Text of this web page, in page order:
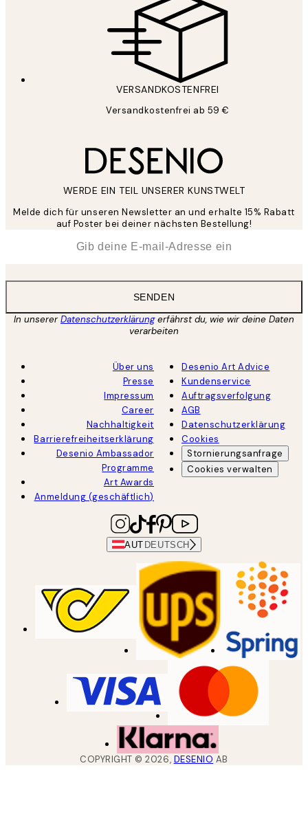
VERSANDKOSTENFREI
Versandkostenfrei ab 59 €
WERDE EIN TEIL UNSERER KUNSTWELT
Melde dich für unseren Newsletter an und erhalte 15% Rabatt
auf Poster bei deiner nächsten Bestellung!
SENDEN
In unsererDatenschutzerklärungerfährst du, wie wir deine Daten
verarbeiten
Über uns
Presse
Impressum
Career
Nachhaltigkeit
Barrierefreiheitserklärung
Desenio Ambassador
Programme
Art Awards
Anmeldung (geschäftlich)
Desenio Art Advice
Kundenservice
Auftragsverfolgung
AGB
Datenschutzerklärung
Cookies
Stornierungsanfrage
Cookies verwalten
AUT DEUTSCH
COPYRIGHT ©2026, DESENIO AB